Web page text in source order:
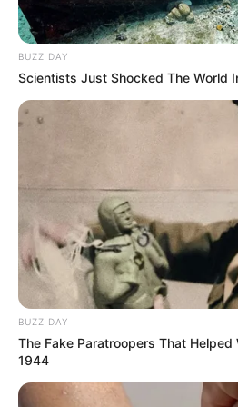
así las posibilidades de obtener
activamente a la programación
avanzamos en el propósito de
BUZZ DAY
Scientists Just Shocked The World
BUZZ DAY
The Fake Paratroopers That Helped
1944